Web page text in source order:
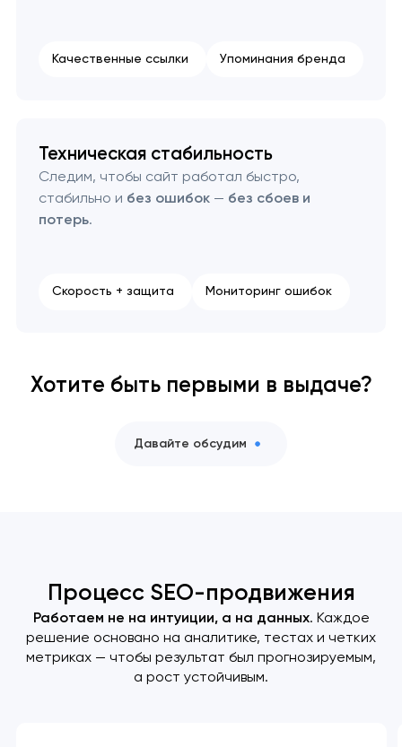
Качественные ссылки Упоминания бренда
Техническая стабильность
Следим, чтобы сайт работал быстро,
стабильно и без ошибок— без сбоев и
потерь.
Скорость + защита Мониторинг ошибок
Хотите быть первыми в выдаче?
Давайте обсудим
Процесс SEO-продвижения
Работаем не на интуиции, а на данных. Каждое
решение основано на аналитике, тестах и четких
метриках — чтобы результат был прогнозируемым,
а рост устойчивым.